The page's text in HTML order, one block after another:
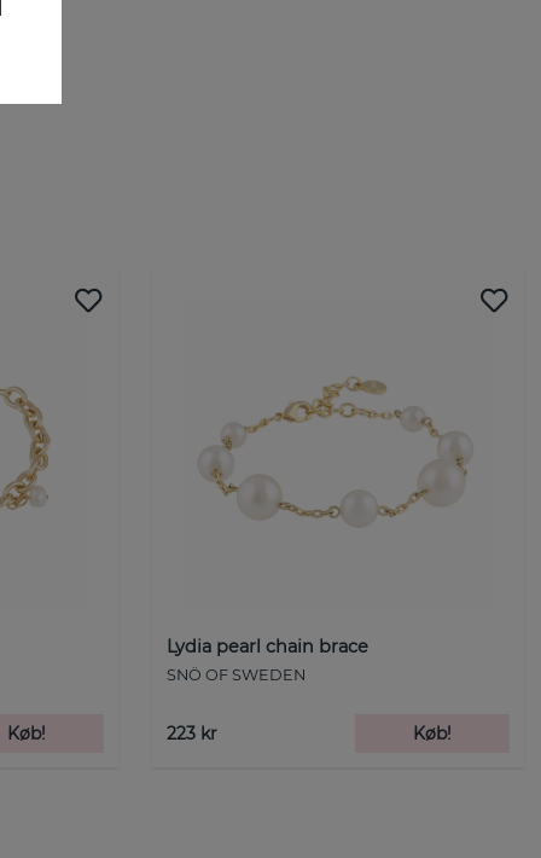
Køb!
Lydia pearl chain brace
SNÖ OF SWEDEN
223 kr Køb!